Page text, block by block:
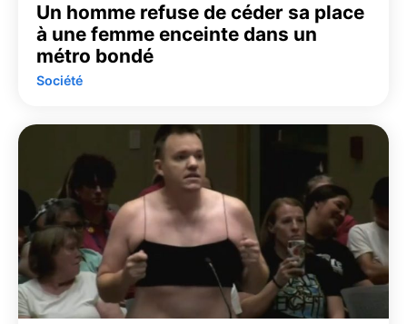
Un homme refuse de céder sa place
à une femme enceinte dans un
métro bondé
Société